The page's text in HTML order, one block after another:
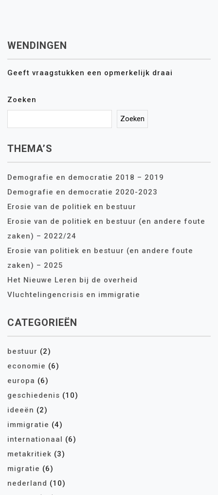
WENDINGEN
Geeft vraagstukken een opmerkelijk draai
Zoeken
Zoeken
THEMA’S
Demografie en democratie 2018 – 2019
Demografie en democratie 2020-2023
Erosie van de politiek en bestuur
Erosie van de politiek en bestuur (en andere foute
zaken) – 2022/24
Erosie van politiek en bestuur (en andere foute
zaken) – 2025
Het Nieuwe Leren bij de overheid
Vluchtelingencrisis en immigratie
CATEGORIEËN
bestuur (2)
economie (6)
europa (6)
geschiedenis (10)
ideeën (2)
immigratie (4)
internationaal (6)
metakritiek (3)
migratie (6)
nederland (10)